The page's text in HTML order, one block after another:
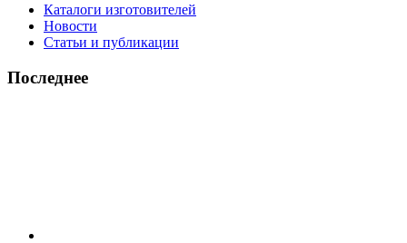
Каталоги изготовителей
Новости
Статьи и публикации
Последнее